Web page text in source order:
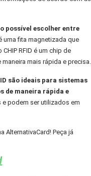
possível escolher entre
uma fita magnetizada que
RFID é um chip de
mais rápida e precisa.
são ideais para sistemas
de maneira rápida e
e podem ser utilizados em
AlternativaCard! Peça já